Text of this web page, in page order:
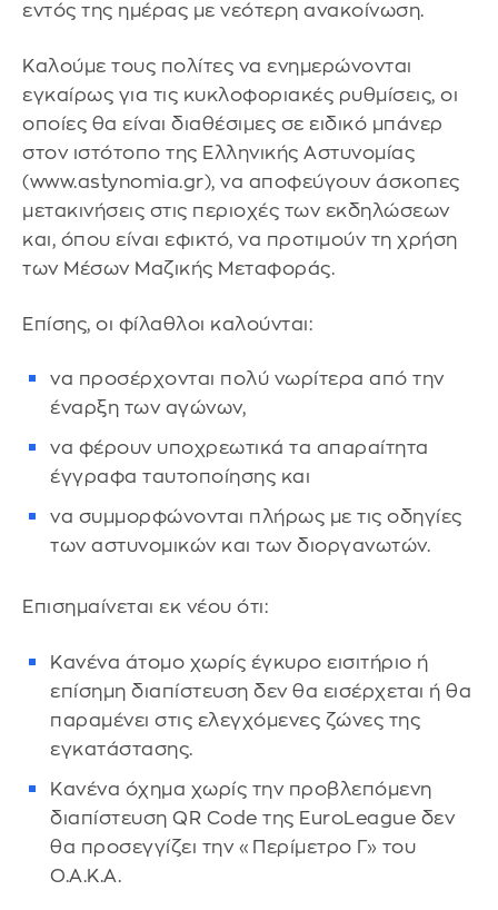
εντός της ημέρας με νεότερη ανακοίνωση.
Καλούμε τους πολίτες να ενημερώνονται
εγκαίρως για τις κυκλοφοριακές ρυθμίσεις, οι
οποίες θα είναι διαθέσιμες σε ειδικό μπάνερ
στον ιστότοπο της Ελληνικής Αστυνομίας
(www.astynomia.gr), να αποφεύγουν άσκοπες
μετακινήσεις στις περιοχές των εκδηλώσεων
και, όπου είναι εφικτό, να προτιμούν τη χρήση
των Μέσων Μαζικής Μεταφοράς.
Επίσης, οι φίλαθλοι καλούνται:
να προσέρχονται πολύ νωρίτερα από την
έναρξη των αγώνων,
να φέρουν υποχρεωτικά τα απαραίτητα
έγγραφα ταυτοποίησης και
να συμμορφώνονται πλήρως με τις οδηγίες
των αστυνομικών και των διοργανωτών.
Επισημαίνεται εκ νέου ότι:
Κανένα άτομο χωρίς έγκυρο εισιτήριο ή
επίσημη διαπίστευση δεν θα εισέρχεται ή θα
παραμένει στις ελεγχόμενες ζώνες της
εγκατάστασης.
Κανένα όχημα χωρίς την προβλεπόμενη
διαπίστευση QR Code της EuroLeague δεν
θα προσεγγίζει την «Περίμετρο Γ» του
Ο.Α.Κ.Α.